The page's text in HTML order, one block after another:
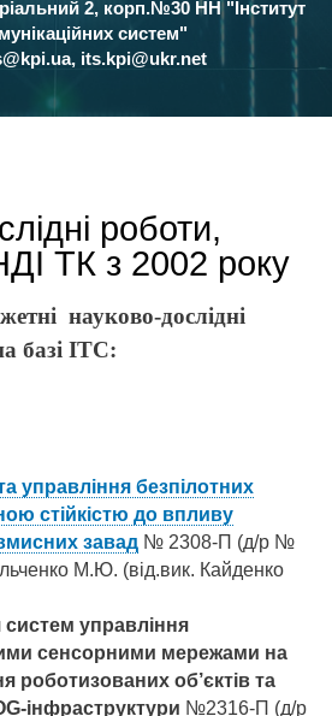
2, корп.№30 НН "Інститут
систем"
, its.kpi@ukr.net
роботи,
ТК з 2002 року
науково-дослідні
базі ІТС:
управління безпілотних
стійкістю до впливу
завад № 2308-П (д/р №
М.Ю. (від.вик. Кайденко
систем управління
сенсорними мережами на
роботизованих об’єктів та
інфраструктури №2316-П (д/р